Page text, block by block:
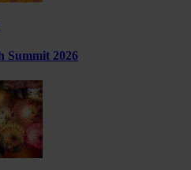
Summit 2026